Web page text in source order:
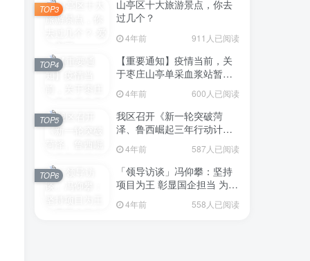
山亭区十大旅游景点，你去
过几个？
4年前 911人已阅读
TOP3
【重要通知】疫情当前，关
于枣庄山亭单采血浆站暂停
4年前 600人已阅读
TOP4
我区召开《新一轮突破菏
泽、鲁西崛起三年行动计划
意见稿）政策分析研判会议
4年前 587人已阅读
TOP5
「领导访谈」冯仰攀：坚持
项目为王 彰显国企担当 为全
点项目建设贡献“交发力量”
4年前 558人已阅读
TOP6